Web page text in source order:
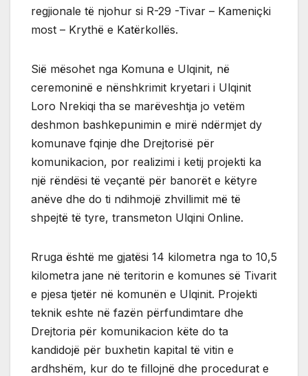
regjionale të njohur si R-29 -Tivar – Kameniçki
most – Krythë e Katërkollës.
Sië mësohet nga Komuna e Ulqinit, në
ceremoninë e nënshkrimit kryetari i Ulqinit
Loro Nrekiqi tha se marëveshtja jo vetëm
deshmon bashkepunimin e mirë ndërmjet dy
komunave fqinje dhe Drejtorisë për
komunikacion, por realizimi i ketij projekti ka
një rëndësi të veçantë për banorët e këtyre
anëve dhe do ti ndihmojë zhvillimit më të
shpejtë të tyre, transmeton Ulqini Online.
Rruga është me gjatësi 14 kilometra nga to 10,5
kilometra jane në teritorin e komunes së Tivarit
e pjesa tjetër në komunën e Ulqinit. Projekti
teknik eshte në fazën përfundimtare dhe
Drejtoria për komunikacion këte do ta
kandidojë për buxhetin kapital të vitin e
ardhshëm, kur do te fillojnë dhe procedurat e